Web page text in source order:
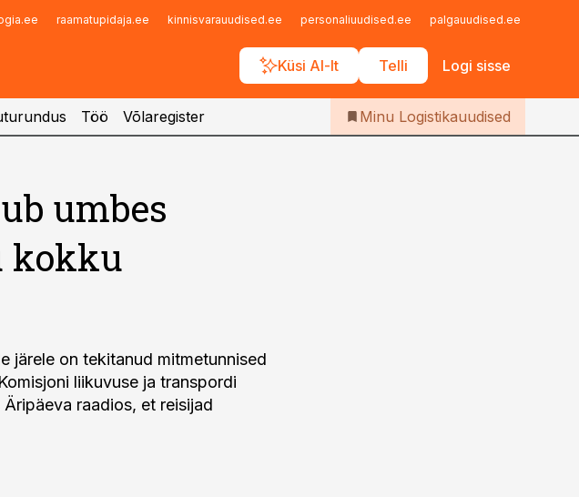
raamatupidaja.ee kinnisvarauudised.ee personaliuudised.ee palgauudised.ee
Küsi AI-lt Telli Logi sisse
Iseteenindus
Telli Logistikauudised
Töö Võlaregister Minu Logistikauudised
umbes
kokku
järele on tekitanud mitmetunnised
liikuvuse ja transpordi
raadios, et reisijad